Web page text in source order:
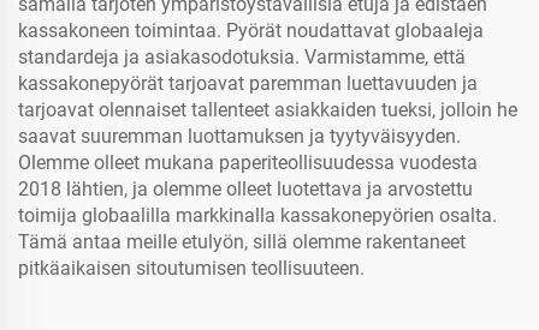
kassakoneen toimintaa. Pyörät noudattavat globaaleja
standardeja ja asiakasodotuksia. Varmistamme, että
kassakonepyörät tarjoavat paremman luettavuuden ja
tarjoavat olennaiset tallenteet asiakkaiden tueksi, jolloin he
saavat suuremman luottamuksen ja tyytyväisyyden.
Olemme olleet mukana paperiteollisuudessa vuodesta
2018 lähtien, ja olemme olleet luotettava ja arvostettu
toimija globaalilla markkinalla kassakonepyörien osalta.
Tämä antaa meille etulyön, sillä olemme rakentaneet
pitkäaikaisen sitoutumisen teollisuuteen.